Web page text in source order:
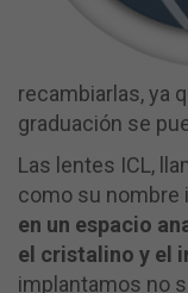
recambiarlas, ya
graduación se
Las lentes ICL,
como su nombre
en un espacio
el cristalino y el
implantamos no